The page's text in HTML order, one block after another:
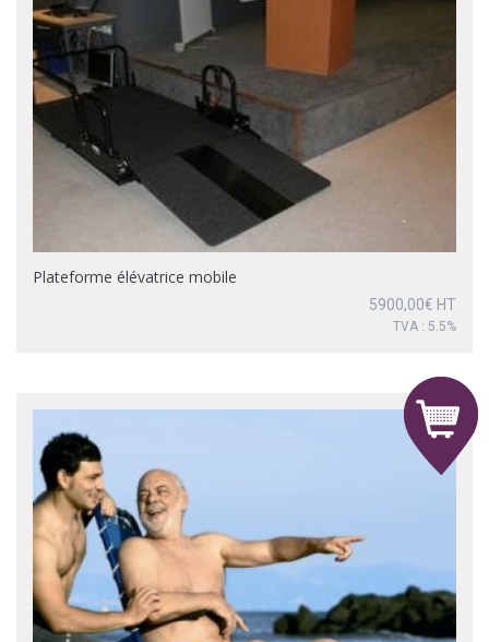
Plateforme élévatrice mobile
5900,00€ HT
TVA : 5.5%